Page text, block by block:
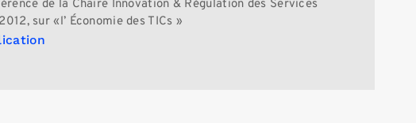
de la Chaire Innovation & Régulation des Services
sur «l’ Économie des TICs »